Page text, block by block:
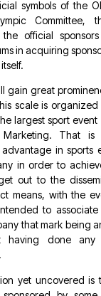
symbols of the
Committee,
the official
in acquiring
gain great
scale is
largest sport
Marketing. That is
in sports
in order to
out to the
means, with the
to
that mark being
having done
yet uncovered is